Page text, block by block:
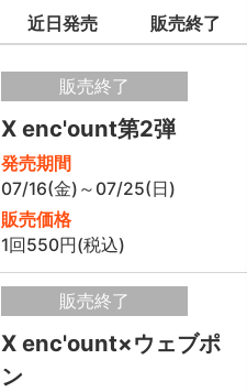
近日発売 販売終了
販売終了
X enc'ount第2弾
発売期間
07/16(金)～07/25(日)
販売価格
1回550円(税込)
販売終了
X enc'ount×ウェブポ
ン